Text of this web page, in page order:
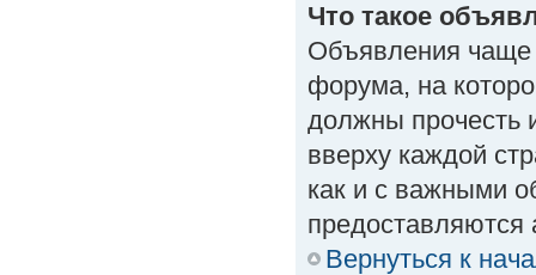
Что такое
Объявления
форума, на
должны прочесть
вверху каждой
как и с важными
предоставляются
Вернуться к